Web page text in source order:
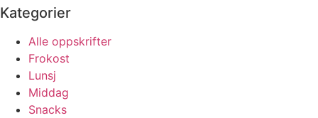
Kategorier
Alle oppskrifter
Frokost
Lunsj
Middag
Snacks